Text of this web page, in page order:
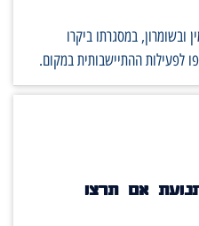
במסגרתו ביקרו
ההתיישבותית במקום.
אם תרצו